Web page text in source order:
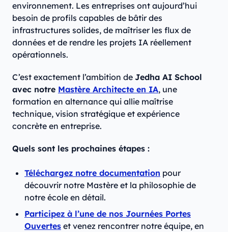
environnement. Les entreprises ont aujourd’hui
besoin de profils capables de bâtir des
infrastructures solides, de maîtriser les flux de
données et de rendre les projets IA réellement
opérationnels.
C’est exactement l’ambition de Jedha AI School
avec notre Mastère Architecte en IA, une
formation en alternance qui allie maîtrise
technique, vision stratégique et expérience
concrète en entreprise.
Quels sont les prochaines étapes :
Téléchargez notre documentation pour
découvrir notre Mastère et la philosophie de
notre école en détail.
Participez à l’une de nos Journées Portes
Ouvertes et venez rencontrer notre équipe, en